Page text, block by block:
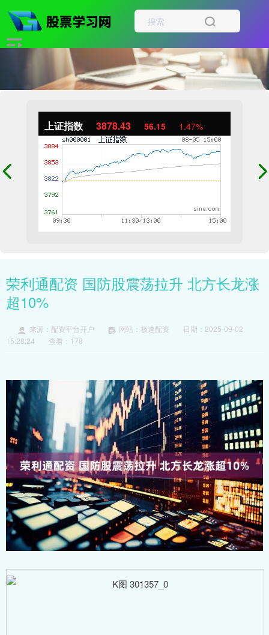
上证指数 3878.43 56.15 1.47%
荣利通配资 国防股震荡拉升 北方长龙涨
超10%
来源：配资平台开户 网站：极速配资
日期：2025-09-02
15:28:24
查看：178